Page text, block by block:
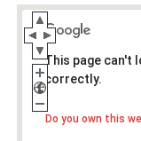
This page can't
correctly.
Do you own this